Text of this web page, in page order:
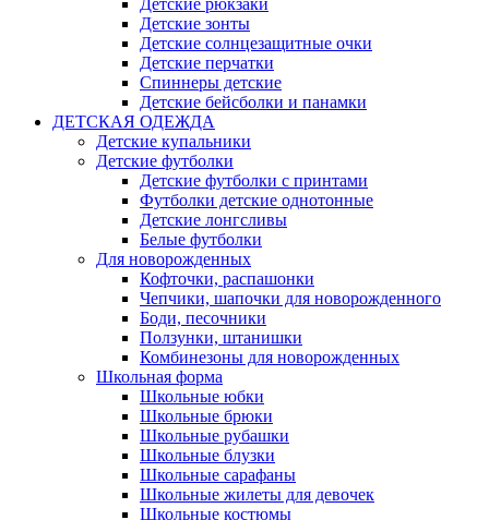
Детские рюкзаки
Детские зонты
Детские солнцезащитные очки
Детские перчатки
Спиннеры детские
Детские бейсболки и панамки
ДЕТСКАЯ ОДЕЖДА
Детские купальники
Детские футболки
Детские футболки с принтами
Футболки детские однотонные
Детские лонгсливы
Белые футболки
Для новорожденных
Кофточки, распашонки
Чепчики, шапочки для новорожденного
Боди, песочники
Ползунки, штанишки
Комбинезоны для новорожденных
Школьная форма
Школьные юбки
Школьные брюки
Школьные рубашки
Школьные блузки
Школьные сарафаны
Школьные жилеты для девочек
Школьные костюмы